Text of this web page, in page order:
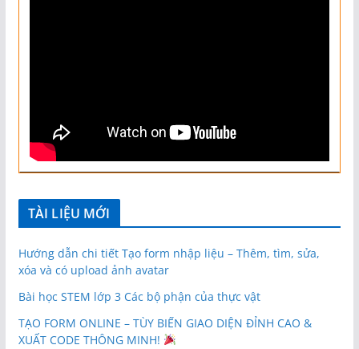
TÀI LIỆU MỚI
Hướng dẫn chi tiết Tạo form nhập liệu – Thêm, tìm, sửa,
xóa và có upload ảnh avatar
Bài học STEM lớp 3 Các bộ phận của thực vật
TẠO FORM ONLINE – TÙY BIẾN GIAO DIỆN ĐỈNH CAO &
XUẤT CODE THÔNG MINH!